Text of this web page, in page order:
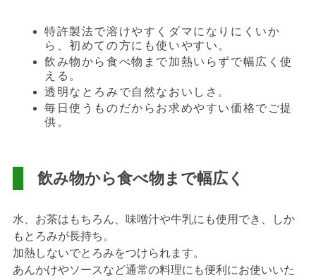
特許製法で溶けやすくダマになりにくいか
ら、初めての方にも使いやすい。
飲み物から食べ物まで加熱いらずで幅広く使
える。
透明なとろみで自然なおいしさ。
毎日使うものだからお求めやすい価格でご提
供。
飲み物から食べ物まで幅広く
水、お茶はもちろん、味噌汁や牛乳にも使用でき、しか
もとろみが長持ち。
加熱しないでとろみをつけられます。
あんかけやソースなど通常の料理にも便利にお使いいた